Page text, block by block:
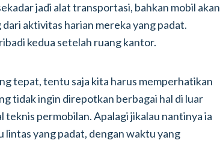
jadi alat transportasi, bahkan mobil akan
aktivitas harian mereka yang padat.
kedua setelah ruang kantor.
tepat, tentu saja kita harus memperhatikan
tidak ingin direpotkan berbagai hal di luar
teknis permobilan. Apalagi jikalau nantinya ia
lintas yang padat, dengan waktu yang